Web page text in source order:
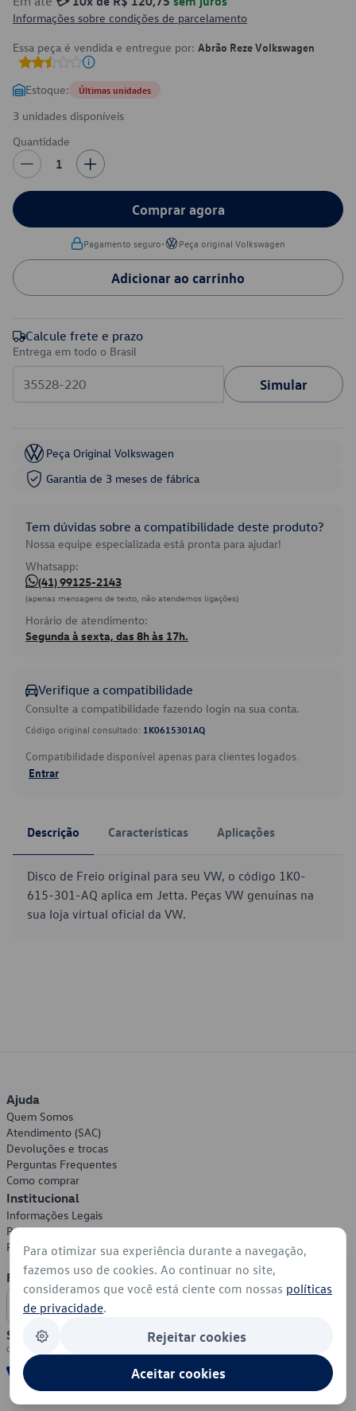
Informações sobre condições de parcelamento
Essa peça é vendida e entregue por: Abrão Reze Volkswagen
Estoque: Últimas unidades
3 unidades disponíveis
Quantidade
1
Comprar agora
Pagamento seguro• Peça original Volkswagen
Adicionar ao carrinho
Calcule frete e prazo
Entrega em todo o Brasil
Simular
Peça Original Volkswagen
Garantia de 3 meses de fábrica
Tem dúvidas sobre a compatibilidade deste produto?
Nossa equipe especializada está pronta para ajudar!
Whatsapp:
(41) 99125-2143
(apenas mensagens de texto, não atendemos ligações)
Horário de atendimento:
Segunda à sexta, das 8h às 17h.
Verifique a compatibilidade
Consulte a compatibilidade fazendo login na sua conta.
Código original consultado: 1K0615301AQ
Compatibilidade disponível apenas para clientes logados.
Entrar
Descrição Características Aplicações
Disco de Freio original para seu VW, o código 1K0-
615-301-AQ aplica em Jetta. Peças VW genuínas na
sua loja virtual oficial da VW.
Ajuda
Quem Somos
Atendimento (SAC)
Devoluções e trocas
Perguntas Frequentes
Como comprar
Institucional
Informações Legais
Política de Privacidade
Política de Cookies
Formas de Pagamento
Segurança
Para otimizar sua experiência durante a navegação,
fazemos uso de cookies. Ao continuar no site,
consideramos que você está ciente com nossas políticas
de privacidade.
Rejeitar cookies
Aceitar cookies